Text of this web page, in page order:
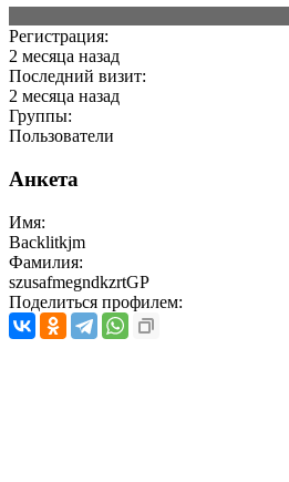
Регистрация:
2 месяца назад
Последний визит:
2 месяца назад
Группы:
Пользователи
Анкета
Имя:
Backlitkjm
Фамилия:
szusafmegndkzrtGP
Поделиться профилем: